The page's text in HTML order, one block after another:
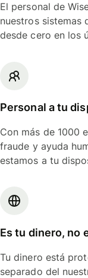
El personal de
nuestros sistemas
desde cero en los
Personal a tu
Con más de 1000
fraude y ayuda
estamos a tu
Es tu dinero, no
Tu dinero está
separado del